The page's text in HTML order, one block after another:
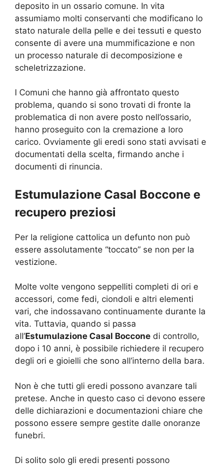
deposito in un ossario comune. In vita
assumiamo molti conservanti che modificano lo
stato naturale della pelle e dei tessuti e questo
consente di avere una mummificazione e non
un processo naturale di decomposizione e
scheletrizzazione.
I Comuni che hanno già affrontato questo
problema, quando si sono trovati di fronte la
problematica di non avere posto nell’ossario,
hanno proseguito con la cremazione a loro
carico. Ovviamente gli eredi sono stati avvisati e
documentati della scelta, firmando anche i
documenti di rinuncia.
Estumulazione Casal Boccone e
recupero preziosi
Per la religione cattolica un defunto non può
essere assolutamente “toccato” se non per la
vestizione.
Molte volte vengono seppelliti completi di ori e
accessori, come fedi, ciondoli e altri elementi
vari, che indossavano continuamente durante la
vita. Tuttavia, quando si passa
all’Estumulazione Casal Boccone di controllo,
dopo i 10 anni, è possibile richiedere il recupero
degli ori e gioielli che sono all’interno della bara.
Non è che tutti gli eredi possono avanzare tali
pretese. Anche in questo caso ci devono essere
delle dichiarazioni e documentazioni chiare che
possono essere sempre gestite dalle onoranze
funebri.
Di solito solo gli eredi presenti possono